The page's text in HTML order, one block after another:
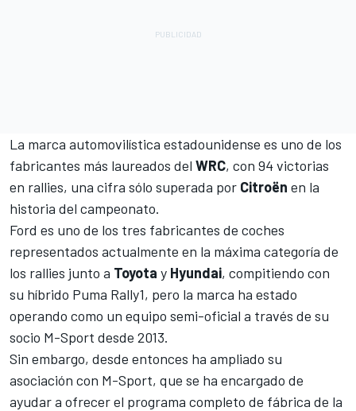
La marca automovilística estadounidense es uno de los
fabricantes más laureados del WRC, con 94 victorias
en rallies, una cifra sólo superada por Citroën en la
historia del campeonato.
Ford es uno de los tres fabricantes de coches
representados actualmente en la máxima categoría de
los rallies junto a Toyota y Hyundai, compitiendo con
su híbrido Puma Rally1, pero la marca ha estado
operando como un equipo semi-oficial a través de su
socio M-Sport desde 2013.
Sin embargo, desde entonces ha ampliado su
asociación con M-Sport, que se ha encargado de
ayudar a ofrecer el programa completo de fábrica de la